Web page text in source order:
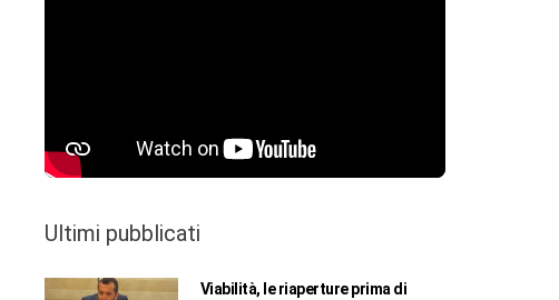
Ultimi pubblicati
Viabilità, le riaperture prima di